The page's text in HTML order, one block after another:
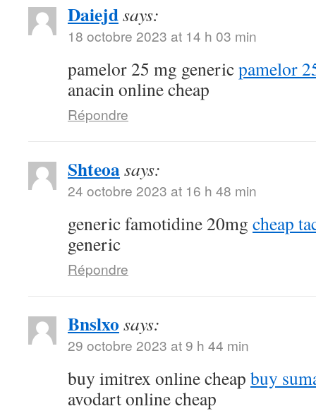
Daiejdsays:
18 octobre 2023 at 14 h 03 min
pamelor 25 mg genericpamelor
anacin online cheap
Répondre
Shteoasays:
24 octobre 2023 at 16 h 48 min
generic famotidine 20mg cheap
generic
Répondre
Bnslxo says:
29 octobre 2023 at 9 h 44 min
buy imitrex online cheap buy
avodart online cheap